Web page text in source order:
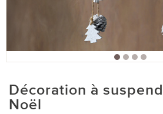
Décoration à
Noël